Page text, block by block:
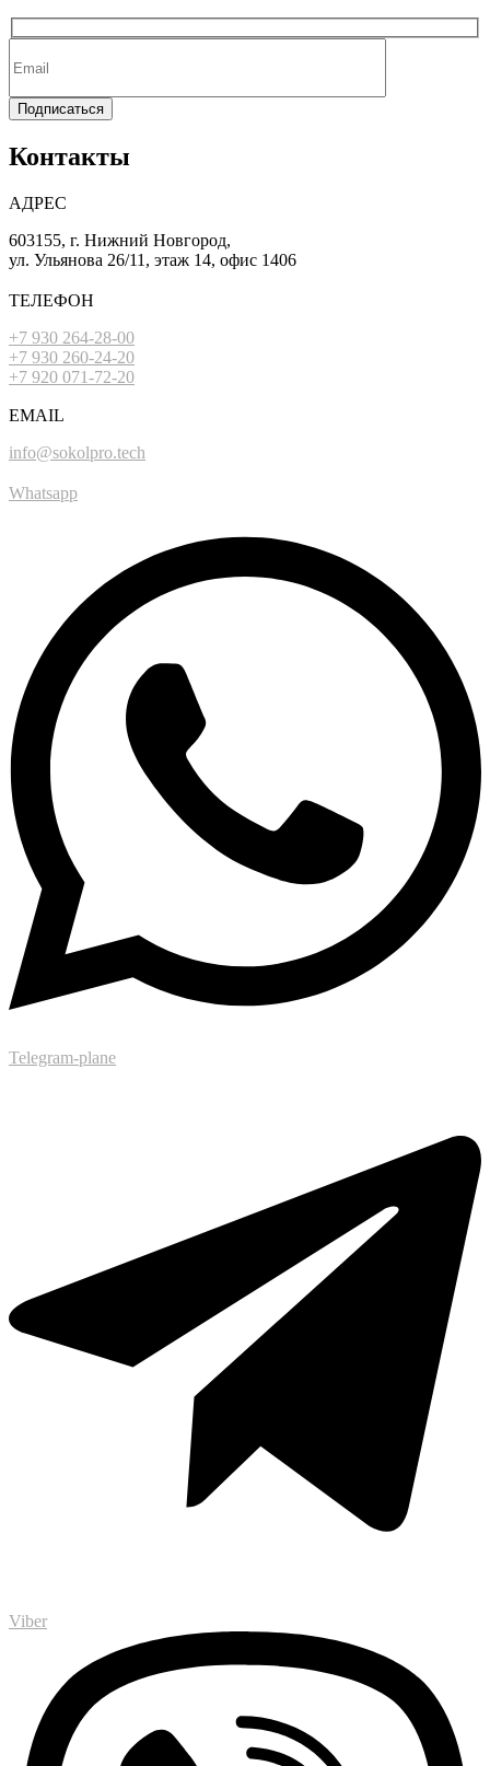
Подписаться
Контакты
АДРЕС
603155, г. Нижний Новгород,
ул. Ульянова 26/11, этаж 14, офис 1406
ТЕЛЕФОН
+7 930 264-28-00
+7 930 260-24-20
+7 920 071-72-20
EMAIL
info@sokolpro.tech
Whatsapp
Telegram-plane
Viber